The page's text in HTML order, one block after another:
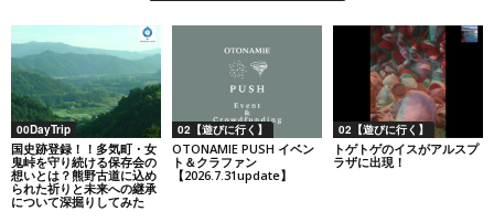
00DayTrip
国史跡登録！！多気町・女
鬼峠を守り続ける保存会の
想いとは？熊野古道に込め
られた祈りと未来への継承
について深掘りしてみた
02【遊びに行く】
OTONAMIE PUSH イベン
ト＆クラファン
【2026.7.31update】
02【遊びに行く】
トゲトゲのイスがアルスプ
ラザに出現！